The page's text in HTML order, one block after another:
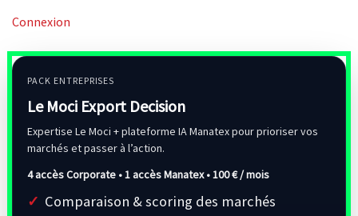
Connexion
PACK ENTREPRISES
Le Moci Export Decision
Expertise Le Moci + plateforme IA Manatex pour prioriser vos
marchés et passer à l’action.
4 accès Corporate • 1 accès Manatex •100 € / mois
Comparaison & scoring des marchés